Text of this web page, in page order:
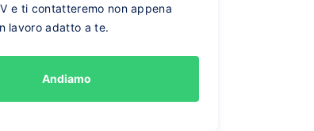
e ti contatteremo non appena
lavoro adatto a te.
Andiamo